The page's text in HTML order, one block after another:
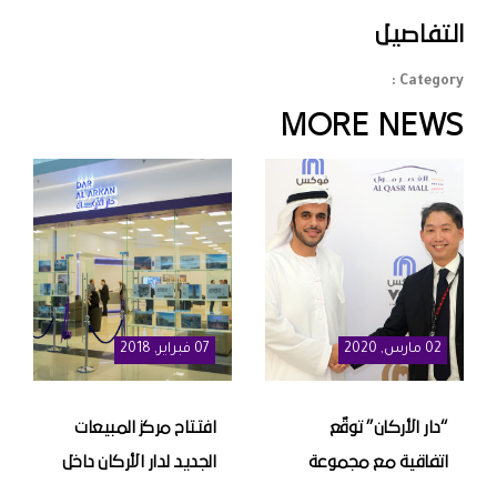
التفاصيل
Category :
MORE NEWS
02 مارس, 2020
“دار الأركان” توقّع
اتفاقية مع مجموعة
07 فبراير, 2018
افتتاح مركز المبيعات
الجديد لدار الأركان داخل